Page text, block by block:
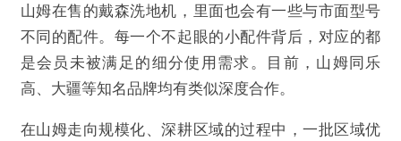
山姆在售的戴森洗地机，里面也会有一些与市面型号
不同的配件。每一个不起眼的小配件背后，对应的都
是会员未被满足的细分使用需求。目前，山姆同乐
高、大疆等知名品牌均有类似深度合作。
在山姆走向规模化、深耕区域的过程中，一批区域优